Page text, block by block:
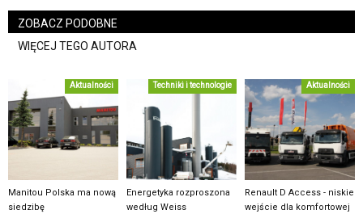
ZOBACZ PODOBNE
WIĘCEJ TEGO AUTORA
Aktualności
Manitou Polska ma nową
siedzibę
Techniki i technologie
Energetyka rozproszona
według Weiss
Aktualności
Renault D Access - niskie
wejście dla komfortowej